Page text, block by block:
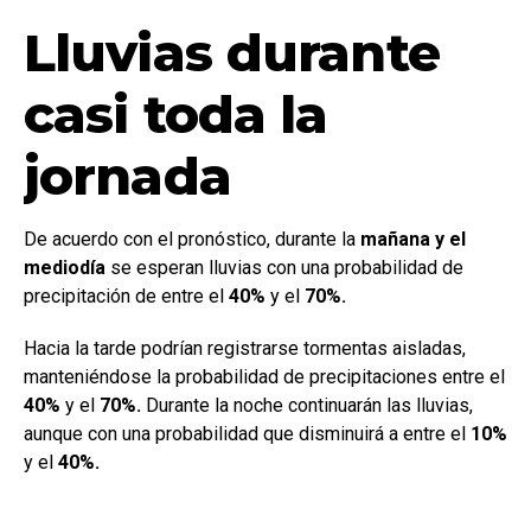
Lluvias durante
casi toda la
jornada
De acuerdo con el pronóstico, durante la mañana y el
mediodía se esperan lluvias con una probabilidad de
precipitación de entre el 40% y el 70%.
Hacia la tarde podrían registrarse tormentas aisladas,
manteniéndose la probabilidad de precipitaciones entre el
40% y el 70%. Durante la noche continuarán las lluvias,
aunque con una probabilidad que disminuirá a entre el 10%
y el 40%.